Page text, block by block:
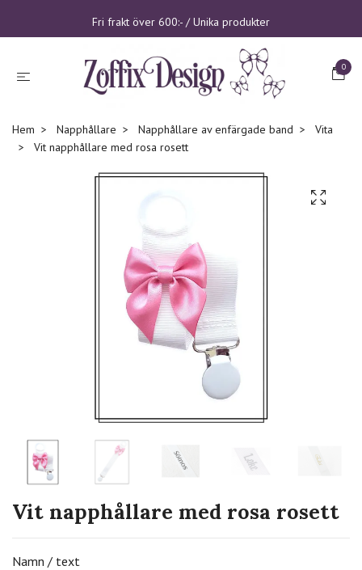
Fri frakt över 600:- / Unika produkter
0
Hem Napphållare Napphållare av enfärgade band
Vita
Vit napphållare med rosa rosett
Vit napphållare med rosa rosett
Namn / text